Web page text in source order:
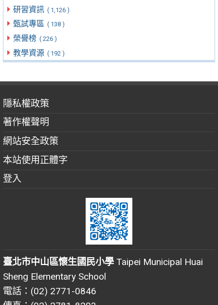
研習資訊 ( 1,126 )
甄試專區 ( 138 )
榮譽榜 ( 226 )
教學資源 ( 192 )
隱私權政策
著作權聲明
網站安全政策
本站使用正體字
登入
臺北市中山區懷生國民小學 Taipei Municipal Huai
Sheng Elementary School
電話：(02) 2771-0846